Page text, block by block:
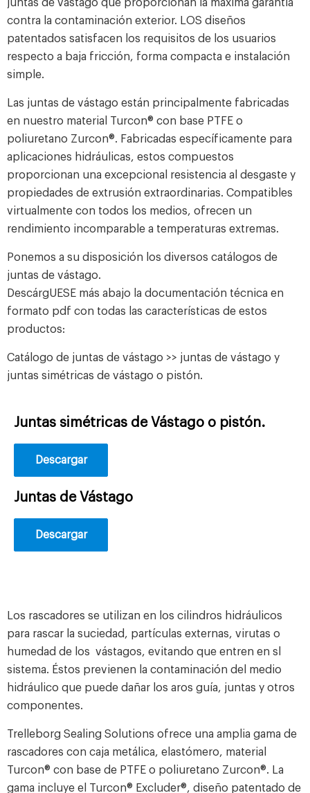
juntas de vástago que proporcionan la máxima garantía
contra la contaminación exterior. LOS diseños
patentados satisfacen los requisitos de los usuarios
respecto a baja fricción, forma compacta e instalación
simple.
Las juntas de vástago están principalmente fabricadas
en nuestro material Turcon® con base PTFE o
poliuretano Zurcon®. Fabricadas específicamente para
aplicaciones hidráulicas, estos compuestos
proporcionan una excepcional resistencia al desgaste y
propiedades de extrusión extraordinarias. Compatibles
virtualmente con todos los medios, ofrecen un
rendimiento incomparable a temperaturas extremas.
Ponemos a su disposición los diversos catálogos de
juntas de vástago.
DescárgUESE más abajo la documentación técnica en
formato pdf con todas las características de estos
productos:
Catálogo de juntas de vástago >> juntas de vástago y
juntas simétricas de vástago o pistón.
Juntas simétricas de Vástago o pistón.
Descargar
Juntas de Vástago
Descargar
Los rascadores se utilizan en los cilindros hidráulicos
para rascar la suciedad, partículas externas, virutas o
humedad de los vástagos, evitando que entren en sl
sistema. Éstos previenen la contaminación del medio
hidráulico que puede dañar los aros guía, juntas y otros
componentes.
Trelleborg Sealing Solutions ofrece una amplia gama de
rascadores con caja metálica, elastómero, material
Turcon® con base de PTFE o poliuretano Zurcon®. La
gama incluye el Turcon® Excluder®, diseño patentado de